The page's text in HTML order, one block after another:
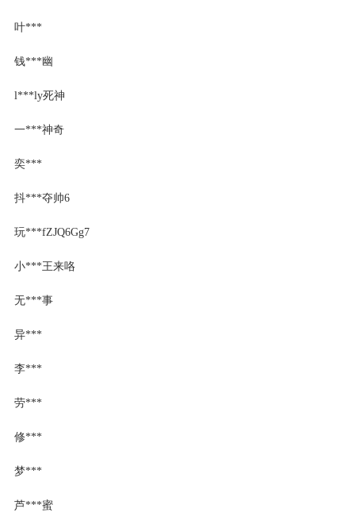
叶***
钱***幽
l***ly死神
一***神奇
奕***
抖***夺帅6
玩***fZJQ6Gg7
小***王来咯
无***事
异***
李***
劳***
修***
梦***
芦***蜜